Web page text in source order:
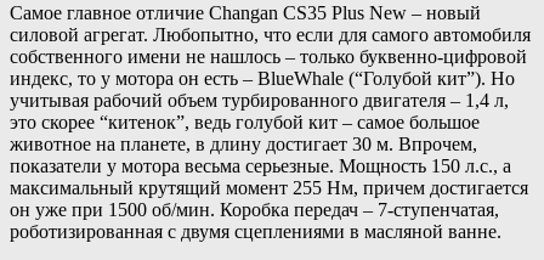
Самое главное отличие Changan CS35 Plus New – новый
силовой агрегат. Любопытно, что если для самого автомобиля
собственного имени не нашлось – только буквенно-цифровой
индекс, то у мотора он есть – BlueWhale (“Голубой кит”). Но
учитывая рабочий объем турбированного двигателя – 1,4 л,
это скорее “китенок”, ведь голубой кит – самое большое
животное на планете, в длину достигает 30 м. Впрочем,
показатели у мотора весьма серьезные. Мощность 150 л.с., а
максимальный крутящий момент 255 Нм, причем достигается
он уже при 1500 об/мин. Коробка передач – 7-ступенчатая,
роботизированная с двумя сцеплениями в масляной ванне.